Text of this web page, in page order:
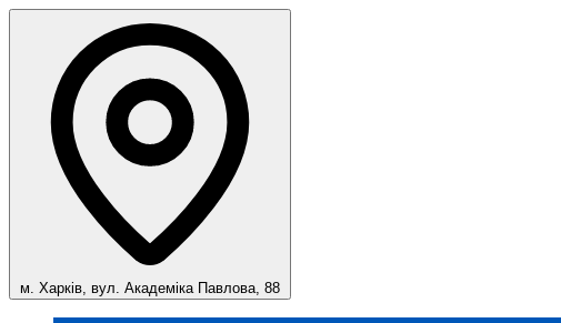
м. Харків, вул. Академіка Павлова, 88